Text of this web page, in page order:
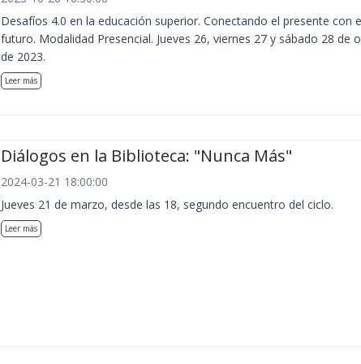
Desafíos 4.0 en la educación superior. Conectando el presente con
futuro. Modalidad Presencial. Jueves 26, viernes 27 y sábado 28 de
de 2023.
Leer más
Diálogos en la Biblioteca: "Nunca Más"
2024-03-21 18:00:00
Jueves 21 de marzo, desde las 18, segundo encuentro del ciclo.
Leer más